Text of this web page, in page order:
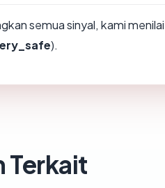
semua sinyal, kami menilai
).
Terkait